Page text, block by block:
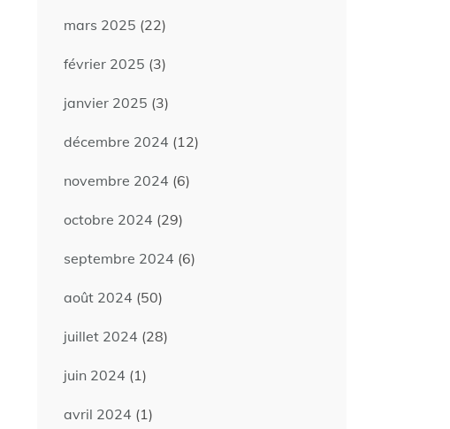
mars 2025 (22)
février 2025 (3)
janvier 2025 (3)
décembre 2024 (12)
novembre 2024 (6)
octobre 2024 (29)
septembre 2024 (6)
août 2024 (50)
juillet 2024 (28)
juin 2024 (1)
avril 2024 (1)